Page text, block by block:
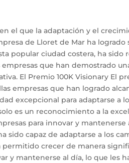
el que la adaptación y el
de Lloret de Mar ha
popular ciudad costera, ha sido
que han demostrado
El Premio 100K Visionary El
empresas que han logrado
excepcional para adaptarse a
es un reconocimiento a la
para innovar y
sido capaz de adaptarse a los
crecer de manera
y mantenerse al día, lo que les